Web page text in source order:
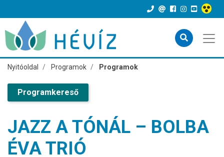
Nyitóoldal Programok Programok
Programkereső
JAZZ A TÓNÁL – BOLBA
ÉVA TRIÓ